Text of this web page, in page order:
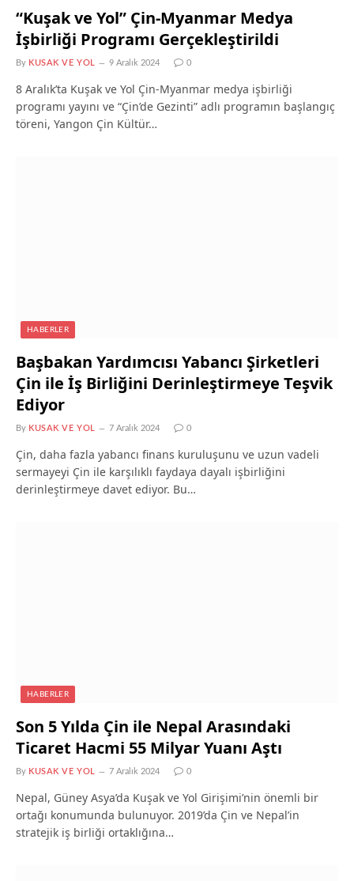
“Kuşak ve Yol” Çin-Myanmar Medya
İşbirliği Programı Gerçekleştirildi
By KUSAK VE YOL 9 Aralık 2024 0
8 Aralık’ta Kuşak ve Yol Çin-Myanmar medya işbirliği
programı yayını ve “Çin’de Gezinti” adlı programın başlangıç
töreni, Yangon Çin Kültür…
HABERLER
Başbakan Yardımcısı Yabancı Şirketleri
Çin ile İş Birliğini Derinleştirmeye Teşvik
Ediyor
By KUSAK VE YOL 7 Aralık 2024 0
Çin, daha fazla yabancı finans kuruluşunu ve uzun vadeli
sermayeyi Çin ile karşılıklı faydaya dayalı işbirliğini
derinleştirmeye davet ediyor. Bu…
HABERLER
Son 5 Yılda Çin ile Nepal Arasındaki
Ticaret Hacmi 55 Milyar Yuanı Aştı
By KUSAK VE YOL 7 Aralık 2024 0
Nepal, Güney Asya’da Kuşak ve Yol Girişimi’nin önemli bir
ortağı konumunda bulunuyor. 2019’da Çin ve Nepal’in
stratejik iş birliği ortaklığına…